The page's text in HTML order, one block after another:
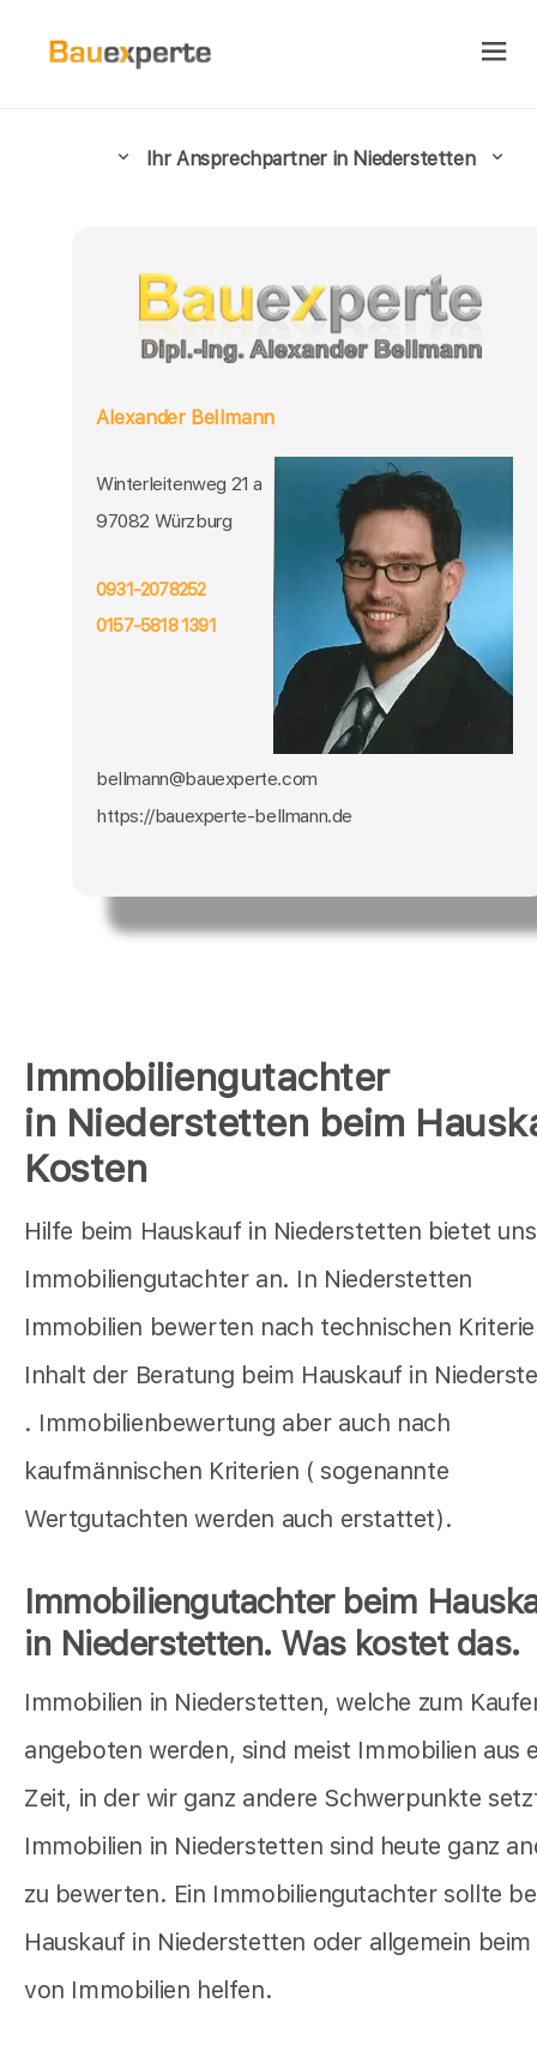
Immobiliengutachter
in Niederstetten beim
Kosten
Hilfe beim Hauskauf in Niederstetten bietet
Immobiliengutachter an. In Niederstetten
Immobilien bewerten nach technischen
Inhalt der Beratung beim Hauskauf in
. Immobilienbewertung aber auch nach
kaufmännischen Kriterien ( sogenannte
Wertgutachten werden auch erstattet).
Immobiliengutachter beim
in Niederstetten. Was kostet das.
Immobilien in Niederstetten, welche zum
angeboten werden, sind meist Immobilien aus
Zeit, in der wir ganz andere Schwerpunkte
Immobilien in Niederstetten sind heute ganz
zu bewerten. Ein Immobiliengutachter sollte
Hauskauf in Niederstetten oder allgemein beim
von Immobilien helfen.
Ihr Ansprechpartner in Niederstetten
Alexander Bellmann
Winterleitenweg 21 a
97082 Würzburg
0931-2078252
0157-5818 1391
bellmann@bauexperte.com
https://bauexperte-bellmann.de